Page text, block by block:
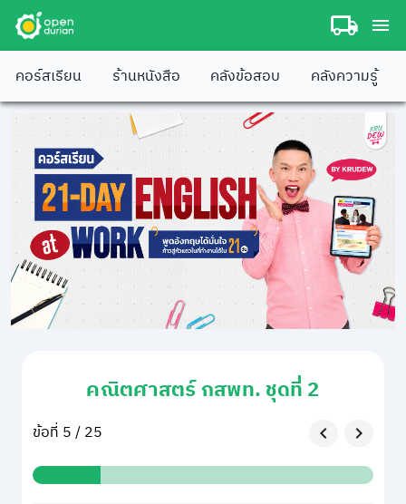
คอร์สเรียน ร้านหนังสือ คลังข้อสอบ คลังความรู้
คณิตศาสตร์ กสพท. ชุดที่ 2
ข้อที่ 5 / 25